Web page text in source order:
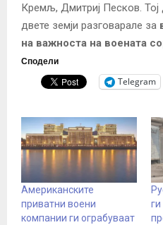
Кремљ, Дмитриј Песков.
двете земји разговарале за
на важноста на воената
Сподели
Telegram
Американските
приватни воени
компании ги ограбуваат